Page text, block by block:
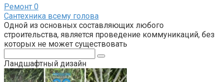
Ремонт 0
Сантехника всему голова
Одной из основных составляющих любого
строительства, является проведение коммуникаций, без
которых не может существовать
Ландшафтный дизайн